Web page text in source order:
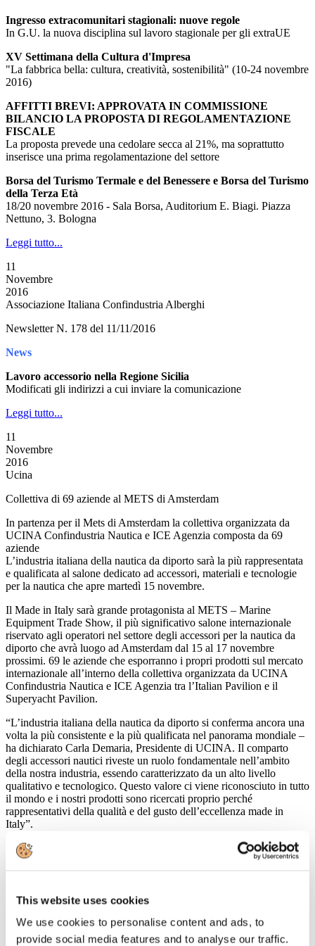
This website uses cookies
We use cookies to personalise content and ads, to
provide social media features and to analyse our traffic.
Ingresso extracomunitari stagionali: nuove regole
In G.U. la nuova disciplina sul lavoro stagionale per gli extraUE
XV Settimana della Cultura d'Impresa
"La fabbrica bella: cultura, creatività, sostenibilità" (10-24 novembre
2016)
AFFITTI BREVI: APPROVATA IN COMMISSIONE
BILANCIO LA PROPOSTA DI REGOLAMENTAZIONE
FISCALE
La proposta prevede una cedolare secca al 21%, ma soprattutto
inserisce una prima regolamentazione del settore
Borsa del Turismo Termale e del Benessere e Borsa del Turismo
della Terza Età
18/20 novembre 2016 - Sala Borsa, Auditorium E. Biagi. Piazza
Nettuno, 3. Bologna
Leggi tutto...
11
Novembre
2016
Associazione Italiana Confindustria Alberghi
Newsletter N. 178 del 11/11/2016
News
Lavoro accessorio nella Regione Sicilia
Modificati gli indirizzi a cui inviare la comunicazione
Leggi tutto...
11
Novembre
2016
Ucina
Collettiva di 69 aziende al METS di Amsterdam
In partenza per il Mets di Amsterdam la collettiva organizzata da
UCINA Confindustria Nautica e ICE Agenzia composta da 69
aziende
L’industria italiana della nautica da diporto sarà la più rappresentata
e qualificata al salone dedicato ad accessori, materiali e tecnologie
per la nautica che apre martedì 15 novembre.
Il Made in Italy sarà grande protagonista al METS – Marine
Equipment Trade Show, il più significativo salone internazionale
riservato agli operatori nel settore degli accessori per la nautica da
diporto che avrà luogo ad Amsterdam dal 15 al 17 novembre
prossimi. 69 le aziende che esporranno i propri prodotti sul mercato
internazionale all’interno della collettiva organizzata da UCINA
Confindustria Nautica e ICE Agenzia tra l’Italian Pavilion e il
Superyacht Pavilion.
“L’industria italiana della nautica da diporto si conferma ancora una
volta la più consistente e la più qualificata nel panorama mondiale –
ha dichiarato Carla Demaria, Presidente di UCINA. Il comparto
degli accessori nautici riveste un ruolo fondamentale nell’ambito
della nostra industria, essendo caratterizzato da un alto livello
qualitativo e tecnologico. Questo valore ci viene riconosciuto in tutto
il mondo e i nostri prodotti sono ricercati proprio perché
rappresentativi della qualità e del gusto dell’eccellenza made in
Italy”.
Il fattura­to complessivo dell’intero settore degli accessori in Italia è
stimato per il 2015 a 836 mln €, in aumento di quasi il 7% sul 2014,
risulta uniformemente distribuita, in termini di fatturato, fra export e
Lo spazio espositivo della collettiva UCINA ICE si estende su 1.600